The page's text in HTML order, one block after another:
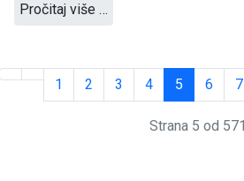
Pročitaj više …
1 2 3 4 5 6 7
Strana 5 od 571